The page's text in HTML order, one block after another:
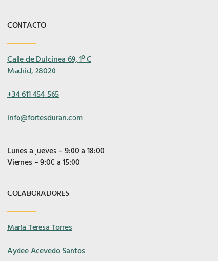
CONTACTO
Calle de Dulcinea 69, 1º C
Madrid, 28020
+34 611 454 565
info@fortesduran.com
Lunes a jueves – 9:00 a 18:00
Viernes – 9:00 a 15:00
COLABORADORES
María Teresa Torres
Aydee Acevedo Santos